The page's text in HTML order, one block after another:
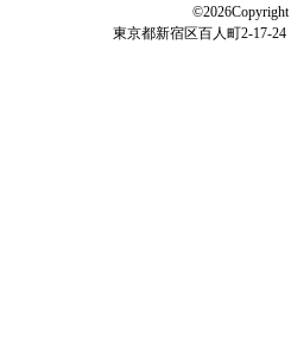
©2026Copyright
東京都新宿区百人町2-17-